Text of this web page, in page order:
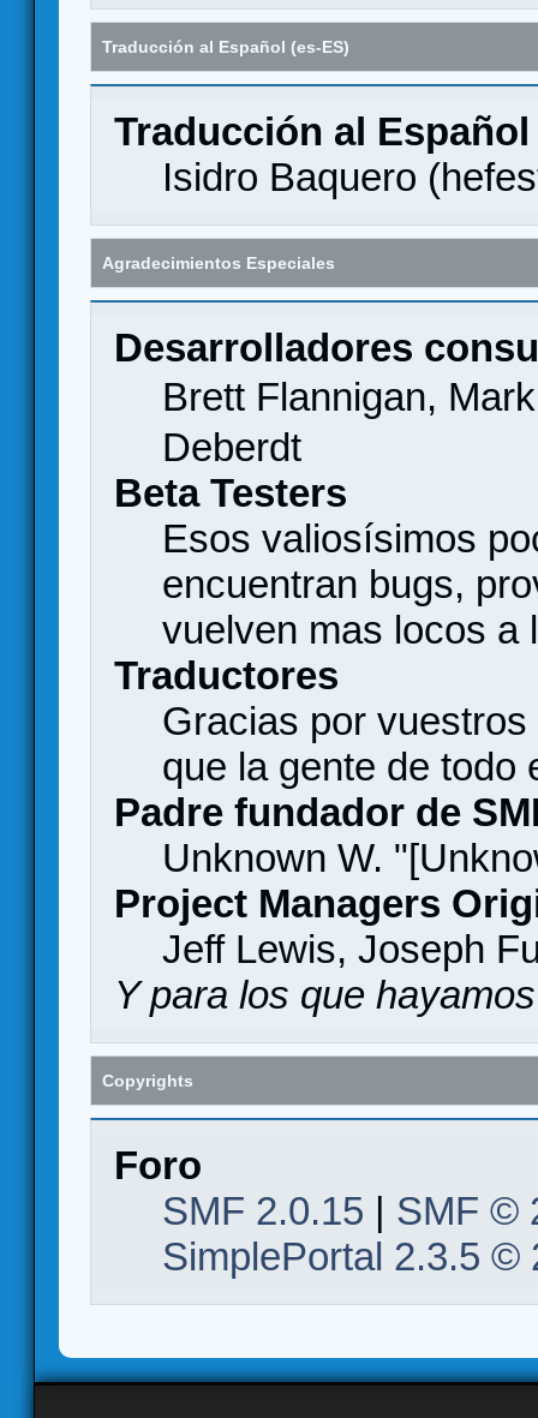
Traducción al Español (es-ES)
Traducción al Español
Isidro Baquero (
Agradecimientos Especiales
Desarrolladores
Brett Flannigan,
Deberdt
Beta Testers
Esos valiosísimos
encuentran bugs,
vuelven mas locos a
Traductores
Gracias por
que la gente de todo
Padre fundador de
Unknown W.
Project Managers
Jeff Lewis, Joseph
Y para los que
Copyrights
Foro
SMF 2.0.15 | SMF ©
SimplePortal 2.3.5 ©